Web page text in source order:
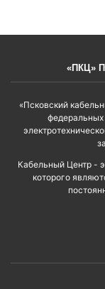
«ПКЦ»
«Псковский
Кабельный Центр -
которого